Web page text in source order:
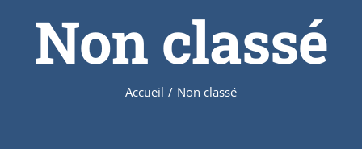
Non classé
Accueil / Non classé